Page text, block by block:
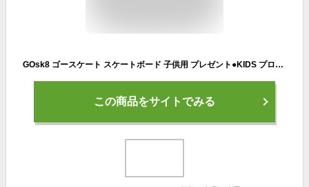
GOsk8 ゴースケート スケートボード 子供用 プレゼント●KIDS プロテクター 3点セット
この商品をサイトでみる